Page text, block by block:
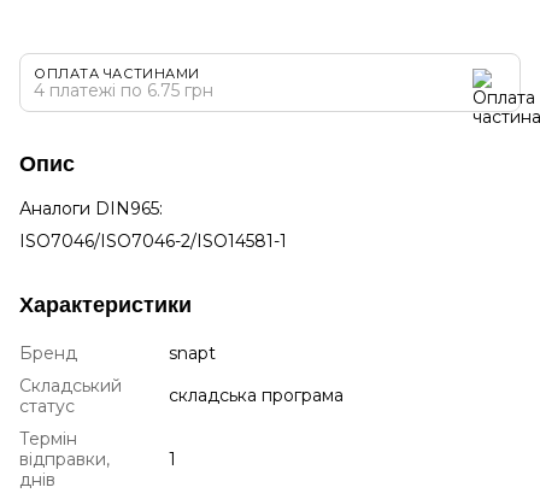
ОПЛАТА ЧАСТИНАМИ
4 платежі по 6.75 грн
Опис
Аналоги DIN965:
ISO7046/ISO7046-2/ISO14581-1
Характеристики
Бренд
snapt
Складський
статус
складська програма
Термін
відправки,
днів
1